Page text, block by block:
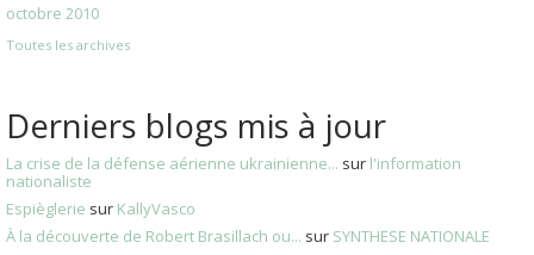
octobre 2010
Toutes les archives
Derniers blogs mis à jour
La crise de la défense aérienne ukrainienne... sur l'information
nationaliste
Espièglerie sur KallyVasco
À la découverte de Robert Brasillach ou... sur SYNTHESE NATIONALE